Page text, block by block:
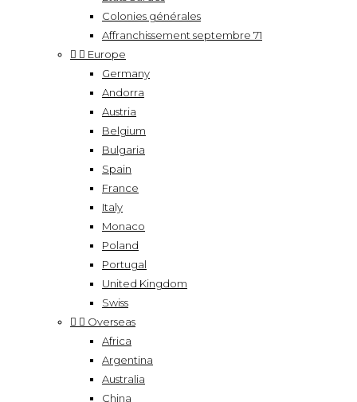
Colonies générales
Affranchissement septembre 71
  Europe
Germany
Andorra
Austria
Belgium
Bulgaria
Spain
France
Italy
Monaco
Poland
Portugal
United Kingdom
Swiss
  Overseas
Africa
Argentina
Australia
China